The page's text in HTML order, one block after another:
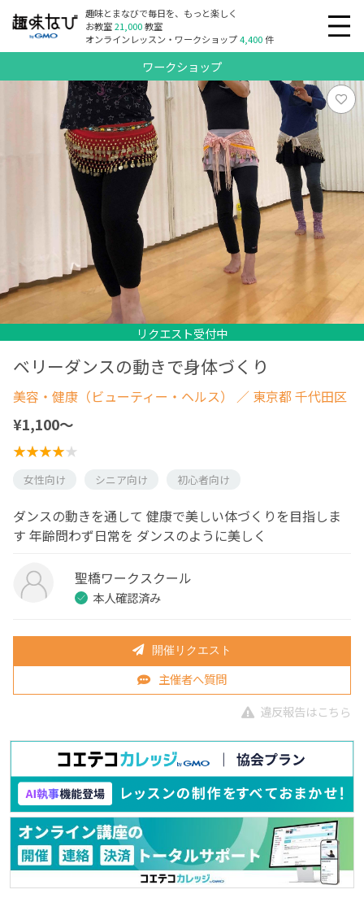
趣味とまなびで毎日を、もっと楽しく
お教室21,000教室
オンラインレッスン・ワークショップ4,400件
ワークショップ
リクエスト受付中
リクエスト受付中
ベリーダンスの動きで身体づくり
美容・健康（ビューティー・ヘルス） ／ 東京都 千代田区
¥1,100〜
女性向け シニア向け 初心者向け
ダンスの動きを通して 健康で美しい体づくりを目指しま
す 年齢問わず日常を ダンスのように美しく
聖橋ワークスクール
本人確認済み
開催リクエスト
主催者へ質問
違反報告はこちら